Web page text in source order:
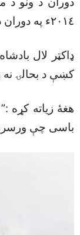
٢٠١٤ء په دوران دا شرح غورځېدو سره صفر شوه ـ “
ډاکټر لال
کښې د بحالۍ نه
هغۀ زياته کړه
باسى چې